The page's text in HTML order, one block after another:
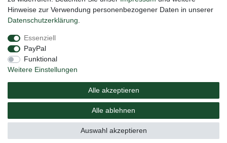
Impressum
Barrierefreiheitserklärung
Versand Elektrogesetz Bedienungsanleitung
© Copyright 2020 NAUC. Alle Rechte vorbehalten.
Hinweise zur Verwendung personenbezogener Daten in unserer
Daten­schutz­erklärung
Essenziell
PayPal
Funktional
Weitere Einstellungen
Alle akzeptieren
Alle ablehnen
Auswahl akzeptieren